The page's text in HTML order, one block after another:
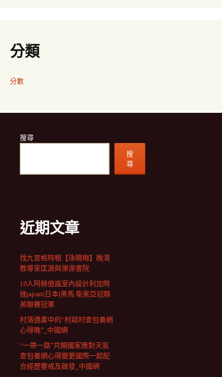
分類
分數
搜尋
搜
尋
近期文章
找九宮格時租【孫曉梅】晚清
教導家匡源與濼源書院
10人阿赫億嵐室內設計利加時
挫japan(日本)黑馬 衛冕亞冠精
英聯賽冠軍
村落遺產中的“村超村查包養網
心得晚”_中國網
“一帶一路”共開國家應對天氣
查包養網心得變更國際一起配
合經歷鑒戒及啟發_中國網